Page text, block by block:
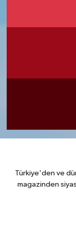
Türkiye'den ve
magazinden